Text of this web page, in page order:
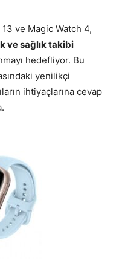
ve Magic Watch 4,
ve sağlık takibi
hedefliyor. Bu
yenilikçi
ihtiyaçlarına cevap